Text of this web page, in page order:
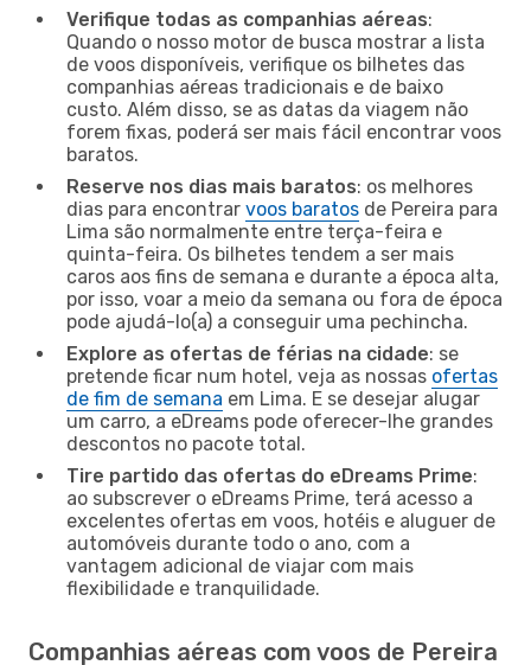
Verifique todas as companhias aéreas:
Quando o nosso motor de busca mostrar a lista
de voos disponíveis, verifique os bilhetes das
companhias aéreas tradicionais e de baixo
custo. Além disso, se as datas da viagem não
forem fixas, poderá ser mais fácil encontrar voos
baratos.
Reserve nos dias mais baratos: os melhores
dias para encontrar voos baratos de Pereira para
Lima são normalmente entre terça-feira e
quinta-feira. Os bilhetes tendem a ser mais
caros aos fins de semana e durante a época alta,
por isso, voar a meio da semana ou fora de época
pode ajudá-lo(a) a conseguir uma pechincha.
Explore as ofertas de férias na cidade: se
pretende ficar num hotel, veja as nossas ofertas
de fim de semana em Lima. E se desejar alugar
um carro, a eDreams pode oferecer-lhe grandes
descontos no pacote total.
Tire partido das ofertas do eDreams Prime:
ao subscrever o eDreams Prime, terá acesso a
excelentes ofertas em voos, hotéis e aluguer de
automóveis durante todo o ano, com a
vantagem adicional de viajar com mais
flexibilidade e tranquilidade.
Companhias aéreas com voos de Pereira